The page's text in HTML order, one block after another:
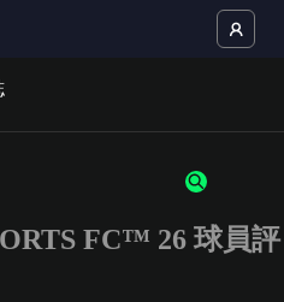
或數字
FC™ 26 球員評